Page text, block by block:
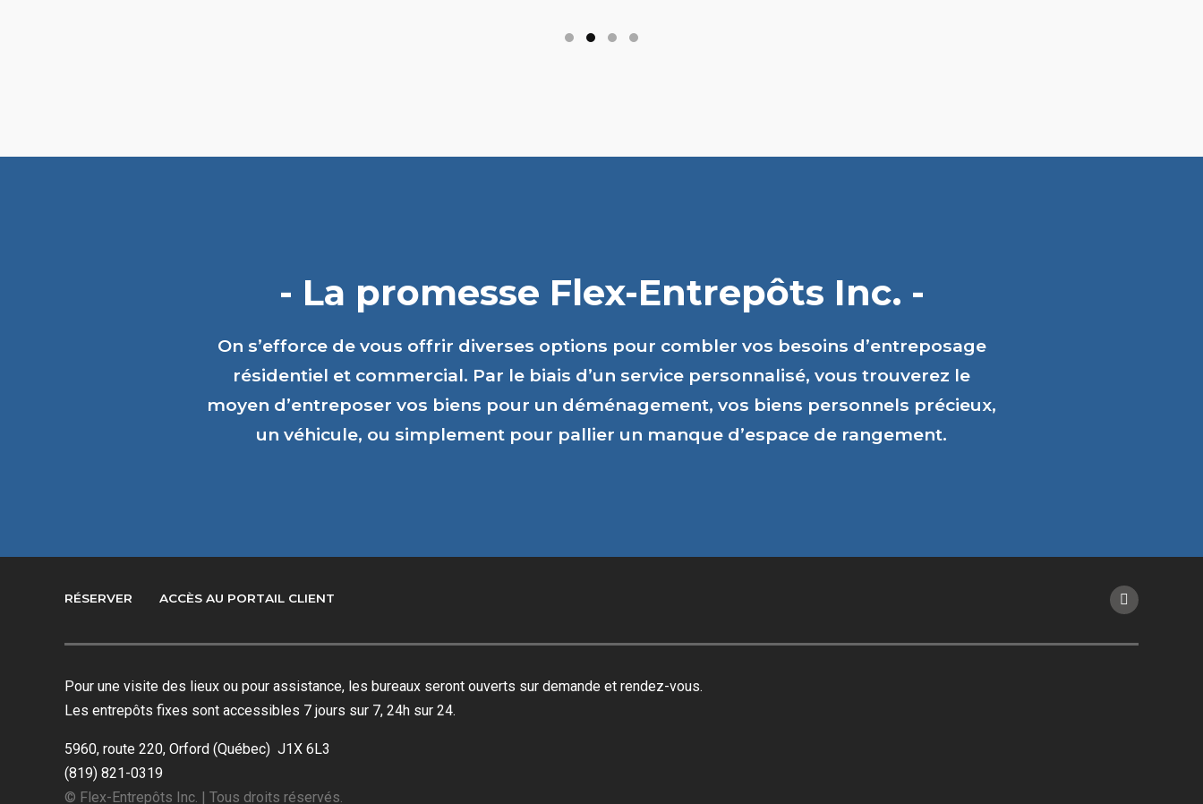
- La promesse Flex-Entrepôts Inc. -
On s’efforce de vous offrir diverses options pour combler vos besoins d’entreposage
résidentiel et commercial. Par le biais d’un service personnalisé, vous trouverez le
moyen d’entreposer vos biens pour un déménagement, vos biens personnels précieux,
un véhicule, ou simplement pour pallier un manque d’espace de rangement.
RÉSERVER ACCÈS AU PORTAIL CLIENT
Pour une visite des lieux ou pour assistance, les bureaux seront ouverts sur demande et rendez-vous.
Les entrepôts fixes sont accessibles 7 jours sur 7, 24h sur 24.
5960, route 220, Orford (Québec) J1X 6L3
(819) 821-0319
© Flex-Entrepôts Inc. | Tous droits réservés.